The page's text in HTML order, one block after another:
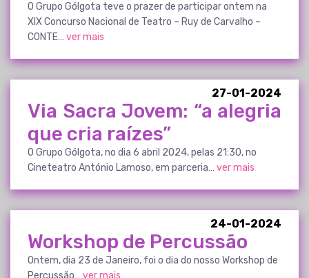
O Grupo Gólgota teve o prazer de participar ontem na
XIX Concurso Nacional de Teatro – Ruy de Carvalho –
CONTE… ver mais
27-01-2024
Via Sacra Jovem: “a alegria
que cria raízes”
O Grupo Gólgota, no dia 6 abril 2024, pelas 21:30, no
Cineteatro António Lamoso, em parceria… ver mais
24-01-2024
Workshop de Percussão
Ontem, dia 23 de Janeiro, foi o dia do nosso Workshop de
Percussão… ver mais